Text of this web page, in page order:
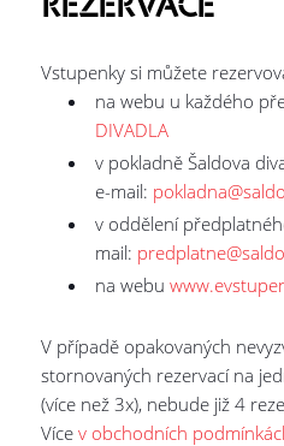
Vstupenky si můžete
na webu u každého
DIVADLA
v pokladně Šaldova
e-mail:
v oddělení
mail:
na webu
V případě opakovaných
stornovaných rezervací na
(více než 3x), nebude již 4
Vícev obchodních